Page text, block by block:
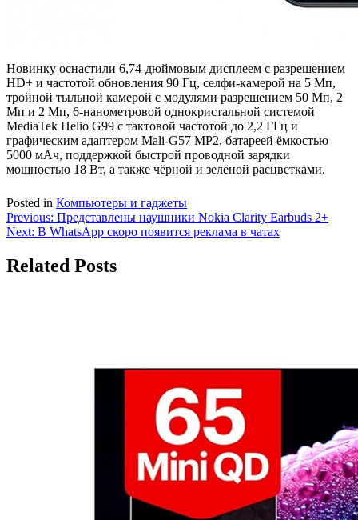
Новинку оснастили 6,74-дюймовым дисплеем с разрешением
HD+ и частотой обновления 90 Гц, селфи-камерой на 5 Мп,
тройной тыльной камерой с модулями разрешением 50 Мп, 2
Мп и 2 Мп, 6-нанометровой однокристальной системой
MediaTek Helio G99 с тактовой частотой до 2,2 ГГц и
графическим адаптером Mali-G57 MP2, батареей ёмкостью
5000 мАч, поддержкой быстрой проводной зарядки
мощностью 18 Вт, а также чёрной и зелёной расцветками.
Posted in Компьютеры и гаджеты
Навигация
по
записям
Previous: Представлены наушники Nokia Clarity Earbuds 2+
Next: В WhatsApp скоро появится реклама в чатах
Related Posts